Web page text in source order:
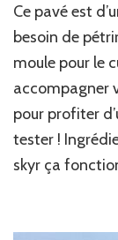
ni
Ce pavé est
besoin de
moule pour le
accompagner
pour profiter
tester !
skyr ça